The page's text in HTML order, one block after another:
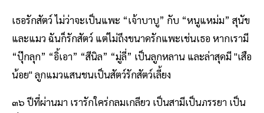
เธอรักสัตว์ ไม่ว่าจะเป็นแพะ “เจ้าบาบู” กับ “หนูแหม่ม” สุนัข
และแมว ฉันก็รักสัตว์ แต่ไม่ถึงขนาดรักแพะเช่นเธอ หากเรามี
“ปุ๊กลุก” “อิ้เอา” “สีนิล” “มู่ลี่” เป็นลูกหลาน และล่าสุดมี "เสือ
น้อย" ลูกแมวแสนชนเป็นสัตว์รักสัตว์เลี้ยง
๓๖ ปีที่ผ่านมา เรารักใคร่กลมเกลียว เป็นสามีเป็นภรรยา เป็น